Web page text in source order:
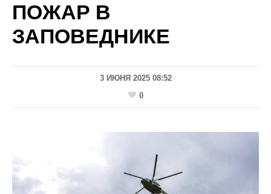
ПОЖАР В
ЗАПОВЕДНИКЕ
3 ИЮНЯ 2025 08:52
0